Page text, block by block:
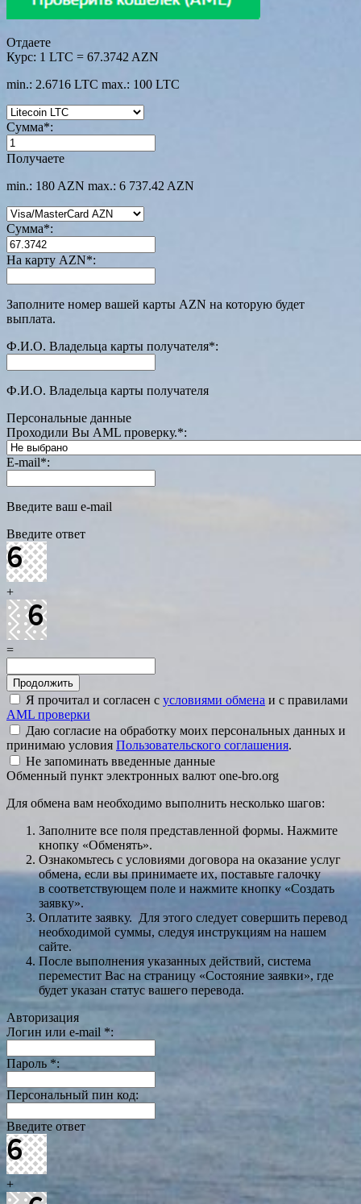
Отдаете
Курс: 1 LTC = 67.3742 AZN
min.: 2.6716 LTC max.: 100 LTC
Сумма*:
Получаете
min.: 180 AZN max.: 6 737.42 AZN
Сумма*:
На карту AZN*:
Заполните номер вашей карты AZN на которую будет
выплата.
Ф.И.О. Владельца карты получателя*:
Ф.И.О. Владельца карты получателя
Персональные данные
Проходили Вы AML проверку.*:
E-mail*:
Введите ваш e-mail
Введите ответ
+
=
Я прочитал и согласен с условиями обмена и с правилами
AML проверки
Даю согласие на обработку моих персональных данных и
принимаю условия Пользовательского соглашения.
Не запоминать введенные данные
Обменный пункт электронных валют one-bro.org
Для обмена вам необходимо выполнить несколько шагов:
Заполните все поля представленной формы. Нажмите
кнопку «Обменять».
Ознакомьтесь с условиями договора на оказание услуг
обмена, если вы принимаете их, поставьте галочку
в соответствующем поле и нажмите кнопку «Создать
заявку».
Оплатите заявку. Для этого следует совершить перевод
необходимой суммы, следуя инструкциям на нашем
сайте.
После выполнения указанных действий, система
переместит Вас на страницу «Состояние заявки», где
будет указан статус вашего перевода.
Авторизация
Логин или e-mail *:
Пароль *:
Персональный пин код:
Введите ответ
+